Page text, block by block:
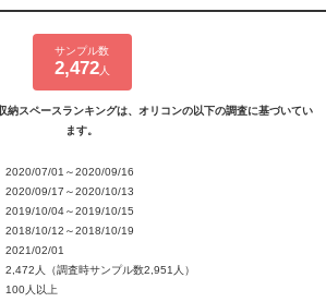
サンプル数
2,472人
納スペースランキングは、オリコンの以下の調査に基づいてい
ます。
2020/07/01～2020/09/16
2020/09/17～2020/10/13
2019/10/04～2019/10/15
2018/10/12～2018/10/19
2021/02/01
2,472人（調査時サンプル数2,951人）
100人以上